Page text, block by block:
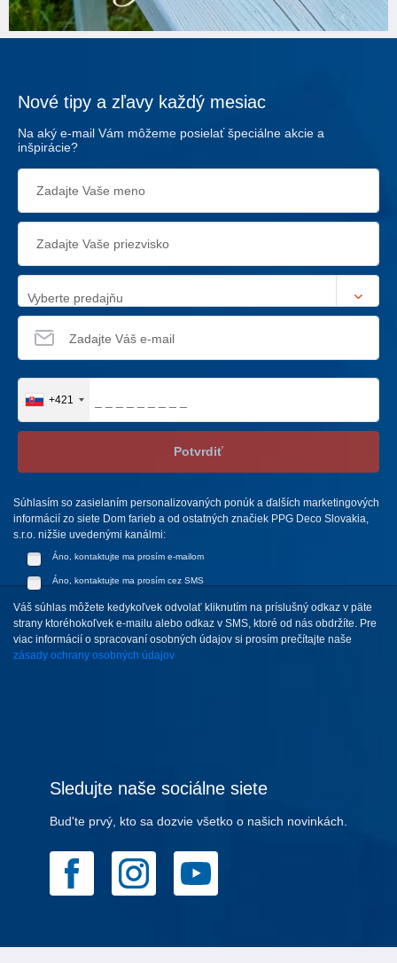
Nové tipy a zľavy každý mesiac
Na aký e-mail Vám môžeme posielať špeciálne akcie a
inšpirácie?
Vyberte predajňu
+421
Potvrdiť
Súhlasím so zasielaním personalizovaných ponúk a ďalších marketingových
informácií zo siete Dom farieb a od ostatných značiek PPG Deco Slovakia,
s.r.o. nižšie uvedenými kanálmi:
Áno, kontaktujte ma prosím e-mailom
Áno, kontaktujte ma prosím cez SMS
Váš súhlas môžete kedykoľvek odvolať kliknutím na príslušný odkaz v päte
strany ktoréhokoľvek e-mailu alebo odkaz v SMS, ktoré od nás obdržíte. Pre
viac informácií o spracovaní osobných údajov si prosím prečítajte naše
zásady ochrany osobných údajov
Sledujte naše sociálne siete
Bud'te prvý, kto sa dozvie všetko o našich novinkách.